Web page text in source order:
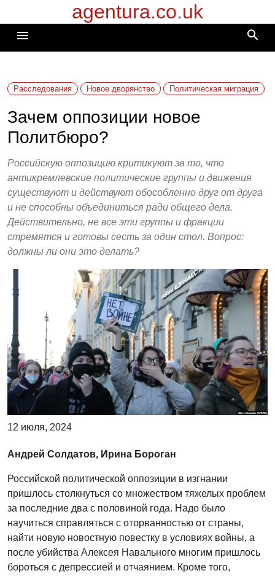
к
содержимому
agentura.co.uk
menu search
Расследования Новое дворянство Политическая миграция
Зачем оппозиции новое
Политбюро?
Российскую оппозицию критикуют за то, что
антикремлевские политические группы и движения
существуют и действуют обособленно друг от друга
и не способны объединиться ради общего дела.
Действительно, не все эти группы и фракции
стремятся и готовы сесть за один стол. Вопрос:
должны ли они это делать?
12 июля, 2024
Андрей Солдатов, Ирина Бороган
Российской политической оппозиции в изгнании
пришлось столкнуться со множеством тяжелых проблем
за последние два с половиной года. Надо было
научиться справляться с оторванностью от страны,
найти новую новостную повестку в условиях войны, а
после убийства Алексея Навального многим пришлось
бороться с депрессией и отчаянием. Кроме того,